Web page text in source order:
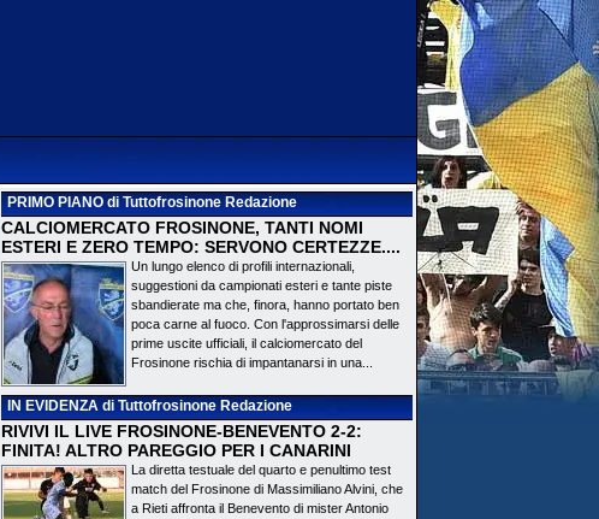
PRIMO PIANOdi Tuttofrosinone Redazione
CALCIOMERCATO FROSINONE, TANTI NOMI
ESTERI E ZERO TEMPO: SERVONO CERTEZZE....
Un lungo elenco di profili internazionali,
suggestioni da campionati esteri e tante piste
sbandierate ma che, finora, hanno portato ben
poca carne al fuoco. Con l'approssimarsi delle
prime uscite ufficiali, il calciomercato del
Frosinone rischia di impantanarsi in una...
IN EVIDENZAdi Tuttofrosinone Redazione
RIVIVI IL LIVE FROSINONE-BENEVENTO 2-2:
FINITA! ALTRO PAREGGIO PER I CANARINI
La diretta testuale del quarto e penultimo test
match del Frosinone di Massimiliano Alvini, che
a Rieti affronta il Benevento di mister Antonio